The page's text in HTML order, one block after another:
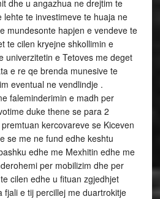
dhe u angazhua ne drejtim te
lehte te investimeve te huaja ne
mundesonte hapjen e vendeve te
te cilen kryejne shkollimin e
univerzitetin e Tetoves me deget
e re qe brenda munesive te
eventual ne vendlindje .
faleminderimin e madh per
duke thene se para 2
kercovareve se Kiceven
se me ne fund edhe keshtu
edhe me Mexhitin edhe me
per mobilizim dhe per
cilen edhe u fituan zgjedhjet
fjali e tij percillej me duartrokitje